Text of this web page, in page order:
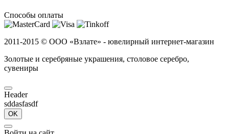
Способы оплаты
2011-2015 © ООО «Взлате» - ювелирный интернет-магазин
Золотые и серебряные украшения, столовое серебро,
сувениры
Header
sddasfasdf
OK